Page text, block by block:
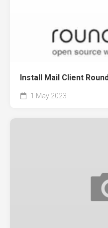
Install Mail Client
1 May 2023